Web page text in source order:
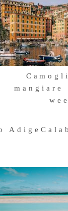
mangiare
Adige